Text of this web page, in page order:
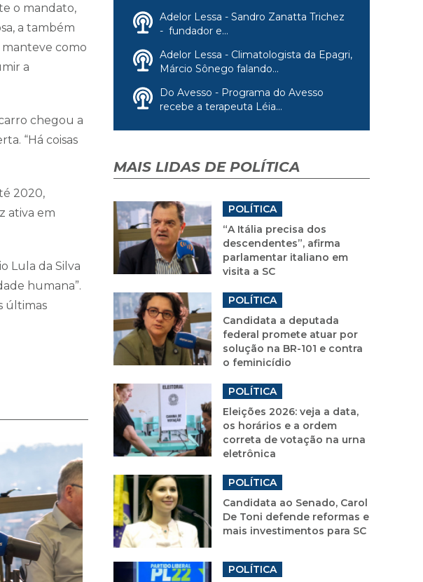
o mandato,
a também
manteve como
a
chegou a
“Há coisas
2020,
ativa em
Lula da Silva
humana”.
últimas
Adelor Lessa - Sandro Zanatta Trichez
- fundador e...
Adelor Lessa - Climatologista da Epagri,
Márcio Sônego falando...
Do Avesso - Programa do Avesso
recebe a terapeuta Léia...
MAIS LIDAS DE POLÍTICA
POLÍTICA
“A Itália precisa dos
descendentes”, afirma
parlamentar italiano em
visita a SC
POLÍTICA
Candidata a deputada
federal promete atuar por
solução na BR-101 e contra
o feminicídio
POLÍTICA
Eleições 2026: veja a data,
os horários e a ordem
correta de votação na urna
eletrônica
POLÍTICA
Candidata ao Senado, Carol
De Toni defende reformas e
mais investimentos para SC
POLÍTICA